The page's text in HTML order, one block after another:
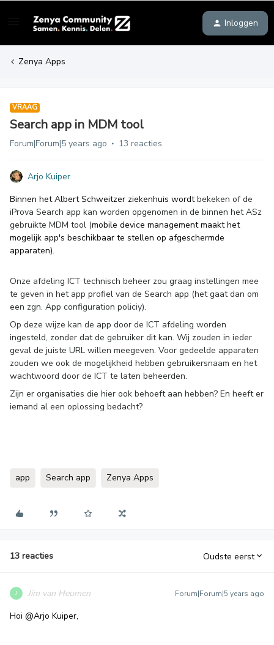
Inloggen
Zenya Apps
VRAAG
Search app in MDM tool
Forum|Forum|5 years ago 13 reacties
Arjo Kuiper
Binnen het Albert Schweitzer ziekenhuis wordtbekeken of de
iProva Search app kan worden opgenomen in de binnen het ASz
gebruikte MDM tool (mobile device management maakt het
mogelijk app's beschikbaar te stellen op afgeschermde
apparaten).
Onze afdeling ICT technisch beheer zou graag instellingen mee
te geven in het app profiel van de Search app (het gaat dan om
een zgn. App configuration policiy).
Op deze wijze kan de app door de ICT afdeling worden
ingesteld, zonder dat de gebruiker dit kan. Wij zouden in ieder
geval de juiste URL willen meegeven. Voor gedeelde apparaten
zouden we ook de mogelijkheid hebben gebruikersnaam en het
wachtwoord door de ICT te laten beheerden.
Zijn er organisaties die hier ook behoeft aan hebben? En heeft er
iemand al een oplossing bedacht?
app Search app Zenya Apps
13 reacties Oudste eerst
J Jim van Heumen Forum|Forum|5 years ago
Hoi @Arjo Kuiper,